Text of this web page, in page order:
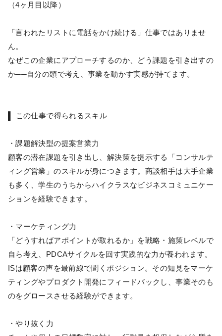
（4ヶ月目以降）
「言われたリストに電話をかけ続ける」仕事ではありませ
ん。
なぜこの企業にアプローチするのか、どう課題を引き出すの
か──自分の頭で考え、事業を動かす実感が持てます。
▌ この仕事で得られるスキル
・課題解決型の提案営業力
顧客の潜在課題を引き出し、解決策を提示する「コンサルテ
ィング営業」のスキルが身につきます。商談相手は大手企業
も多く、学生のうちからハイクラスなビジネスコミュニケー
ションを経験できます。
・マーケティング力
「どうすればアポイントが取れるか」を戦略・施策レベルで
自ら考え、PDCAサイクルを回す実践的な力が養われます。
ISは顧客の声を最前線で聞くポジション。その知見をマーケ
ティングやプロダクト開発にフィードバックし、事業そのも
のをグロースさせる経験ができます。
・やり抜く力